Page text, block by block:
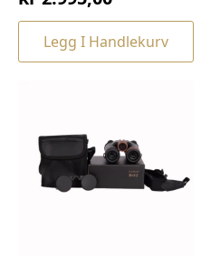
Legg I Handlekurv